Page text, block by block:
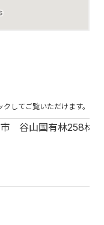
谷山国有林258林